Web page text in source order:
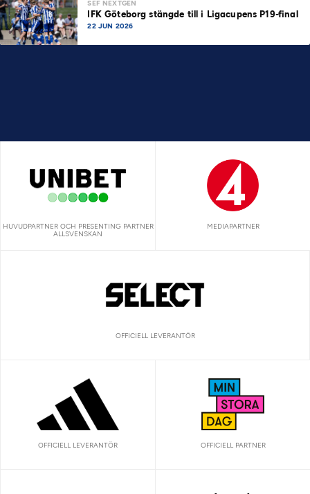
SEF NEXTGEN
IFK Göteborg stängde till i Ligacupens P19-final
22 JUN 2026
HUVUDPARTNER OCH PRESENTING PARTNER
ALLSVENSKAN
MEDIAPARTNER
OFFICIELL LEVERANTÖR
OFFICIELL LEVERANTÖR OFFICIELL PARTNER